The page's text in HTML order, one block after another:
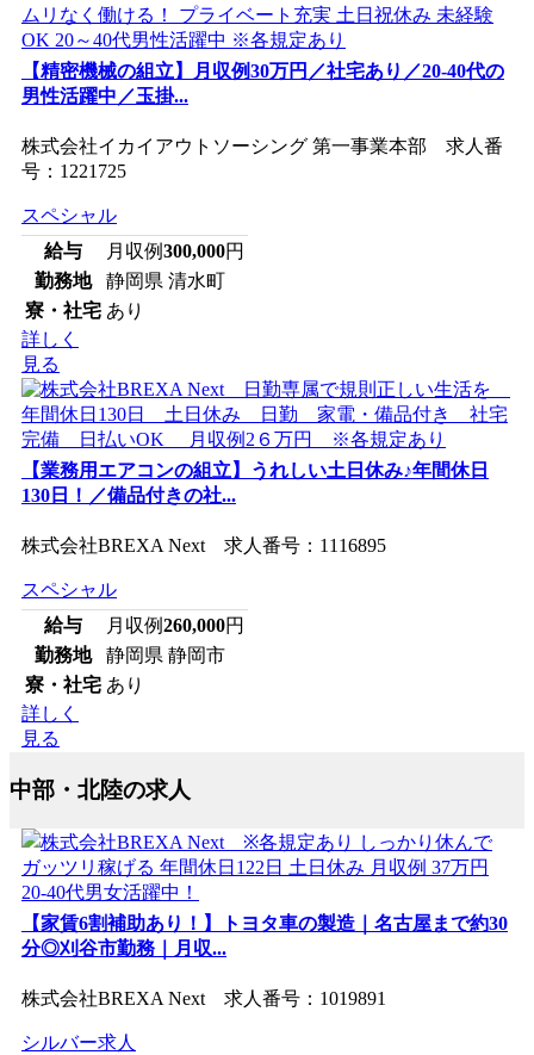
【精密機械の組立】月収例30万円／社宅あり／20-40代の
男性活躍中／玉掛...
株式会社イカイアウトソーシング 第一事業本部 求人番
号：1221725
スペシャル
給与
月収例300,000円
勤務地
静岡県 清水町
寮・社宅 あり
詳しく
見る
【業務用エアコンの組立】うれしい土日休み♪年間休日
130日！／備品付きの社...
株式会社BREXA Next 求人番号：1116895
スペシャル
給与
月収例260,000円
勤務地
静岡県 静岡市
寮・社宅 あり
詳しく
見る
中部・北陸の求人
【家賃6割補助あり！】トヨタ車の製造｜名古屋まで約30
分◎刈谷市勤務｜月収...
株式会社BREXA Next 求人番号：1019891
シルバー求人